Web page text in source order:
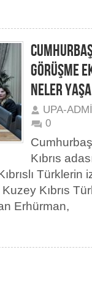
GÖRÜŞME
NELER
UPA-
0
Kıbrıs
Türklerin
Kıbrıs
Erhürman,